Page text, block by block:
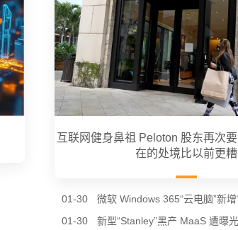
互联网健身鼻祖 Peloton 股东再次
在的处境比以前更糟
01-30
01-30